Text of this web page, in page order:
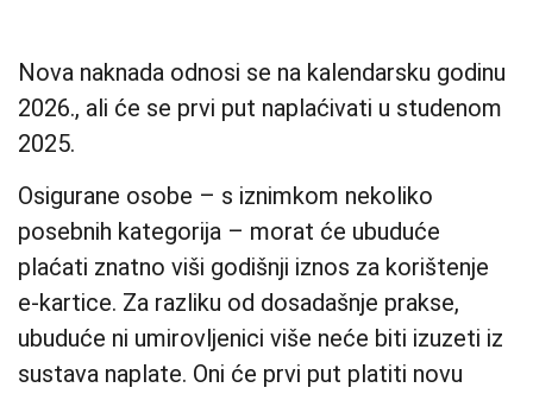
Nova naknada odnosi se na kalendarsku godinu
2026., ali će se prvi put naplaćivati u studenom
2025.
Osigurane osobe – s iznimkom nekoliko
posebnih kategorija – morat će ubuduće
plaćati znatno viši godišnji iznos za korištenje
e-kartice. Za razliku od dosadašnje prakse,
ubuduće ni umirovljenici više neće biti izuzeti iz
sustava naplate. Oni će prvi put platiti novu